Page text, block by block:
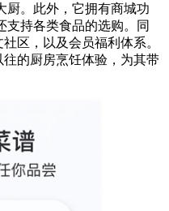
厨。此外，它拥有商城功
支持各类食品的选购。同
区，以及会员福利体系。
的厨房烹饪体验，为其带